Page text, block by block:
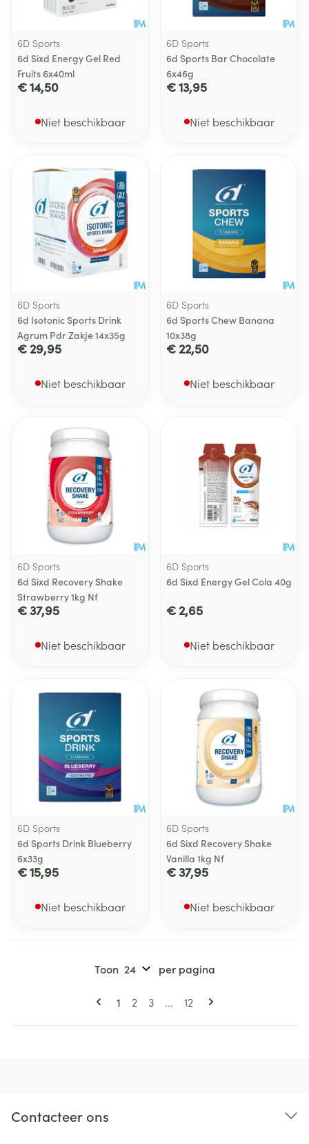
6D Sports
6d Sixd Energy Gel Red
Fruits 6x40ml
€ 14,50
Niet beschikbaar
6D Sports
6d Sports Bar Chocolate
6x46g
€ 13,95
Niet beschikbaar
6D Sports
6d Isotonic Sports Drink
Agrum Pdr Zakje 14x35g
€ 29,95
Niet beschikbaar
6D Sports
6d Sports Chew Banana
10x38g
€ 22,50
Niet beschikbaar
6D Sports
6d Sixd Recovery Shake
Strawberry 1kg Nf
€ 37,95
Niet beschikbaar
6D Sports
6d Sixd Energy Gel Cola 40g
€ 2,65
Niet beschikbaar
6D Sports
6d Sports Drink Blueberry
6x33g
€ 15,95
Niet beschikbaar
6D Sports
6d Sixd Recovery Shake
Vanilla 1kg Nf
€ 37,95
Niet beschikbaar
Pagina's
U lees momenteel pagina
1 Pagina
2 Pagina
3 ... Pagina
12
Toon per pagina
Contacteer ons